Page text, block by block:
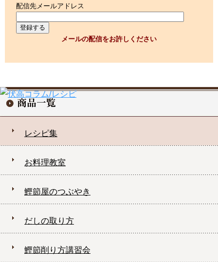
配信先メールアドレス
メールの配信をお許しください
レシピ集
お料理教室
鰹節屋のつぶやき
だしの取り方
鰹節削り方講習会